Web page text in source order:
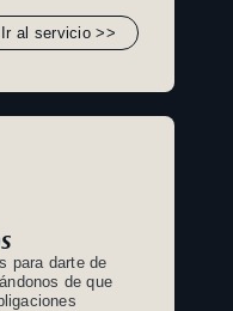
Ir al servicio >>
para darte de
de que